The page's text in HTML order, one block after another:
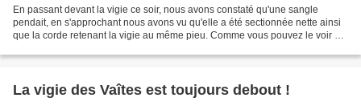
En passant devant la vigie ce soir, nous avons constaté qu'une sangle
pendait, en s'approchant nous avons vu qu'elle a été sectionnée nette ainsi
que la corde retenant la vigie au même pieu. Comme vous pouvez le voir sur
La vigie des Vaîtes est toujours debout !